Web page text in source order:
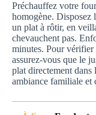
Préchauffez votre
homogène. Disposez
un plat à rôtir, en
chevauchent pas.
minutes. Pour vérifier
assurez-vous que le
plat directement dans
ambiance familiale et